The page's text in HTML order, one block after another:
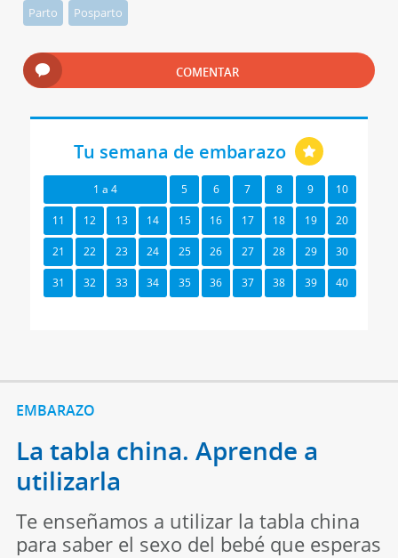
Parto Posparto
COMENTAR
Tu semana de embarazo
1 a 4 5 6 7 8 9 10
11 12 13 14 15 16 17 18 19 20
21 22 23 24 25 26 27 28 29 30
31 32 33 34 35 36 37 38 39 40
EMBARAZO
La tabla china. Aprende a
utilizarla
Te enseñamos a utilizar la tabla china
para saber el sexo del bebé que esperas